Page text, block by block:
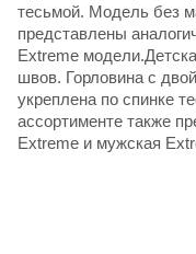
тесьмой. Модель без
представлены
Extreme
швов. Горловина с
укреплена по спинке
ассортименте также
Extreme и мужская